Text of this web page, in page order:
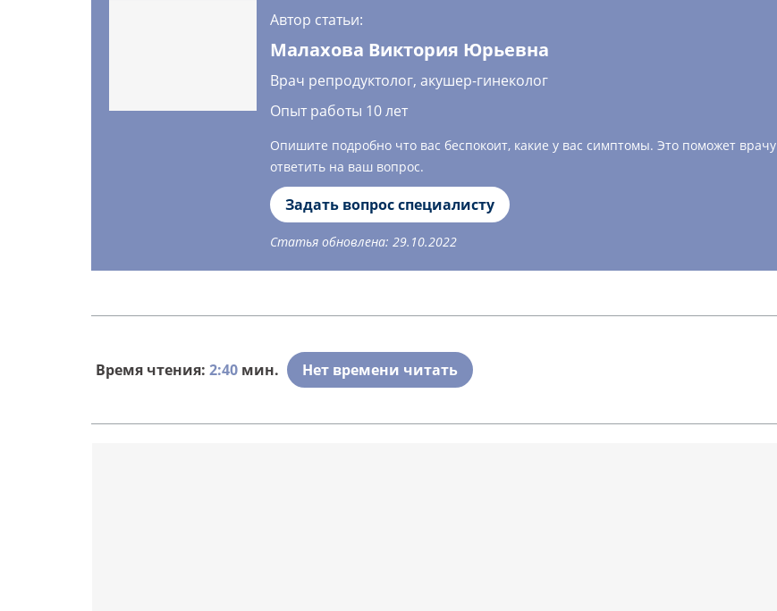
Автор статьи:
Малахова Виктория Юрьевна
Врач репродуктолог, акушер-гинеколог
Опыт работы 10 лет
Опишите подробно что вас беспокоит, какие у вас симптомы. Это поможет врачу
ответить на ваш вопрос.
Задать вопрос специалисту
Статья обновлена: 29.10.2022
Время чтения: 2:40 мин. Нет времени читать